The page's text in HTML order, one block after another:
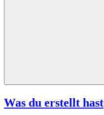
Was du erstellt hast